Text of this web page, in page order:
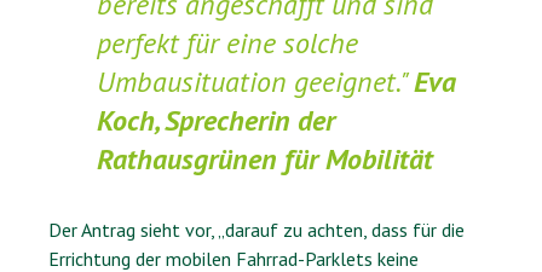
perfekt für eine solche
Umbausituation geeignet."Eva
Koch, Sprecherin der
Rathausgrünen für Mobilität
Der Antrag sieht vor, „darauf zu achten, dass für die
Errichtung der mobilen Fahrrad-Parklets keine